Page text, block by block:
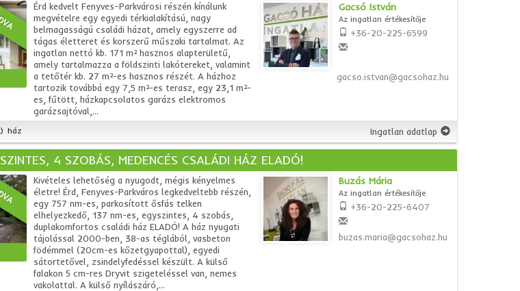
Érd kedvelt Fenyves–Parkvárosi részén kínálunk
megvételre egy egyedi térkialakítású, nagy
belmagasságú családi házat, amely egyszerre ad
tágas életteret és korszerű műszaki tartalmat. Az
ingatlan nettó kb. 171 m² hasznos alapterületű,
amely tartalmazza a földszinti lakótereket, valamint
a tetőtér kb. 27 m²-es hasznos részét. A házhoz
tartozik továbbá egy 7,5 m²-es terasz, egy 23,1 m²-
es, fűtött, házkapcsolatos garázs elektromos
garázsajtóval,...
Gacsó István
Az ingatlan értékesítője
+36-20-225-6599
gacso.istvan@gacsohaz.hu
ház Ingatlan adatlap
4 SZOBÁS, MEDENCÉS CSALÁDI HÁZ ELADÓ!
Kivételes lehetőség a nyugodt, mégis kényelmes
életre! Érd, Fenyves-Parkváros legkedveltebb részén,
egy 757 nm-es, parkosított ősfás telken
elhelyezkedő, 137 nm-es, egyszintes, 4 szobás,
duplakomfortos családi ház ELADÓ! A ház nyugati
tájolással 2000-ben, 38-as téglából, vasbeton
födémmel (20cm-es kőzetgyapottal), egyedi
sátortetővel, zsindelyfedéssel készült. A külső
falakon 5 cm-res Dryvit szigeteléssel van, nemes
vakolattal. A külső nyílászáró,...
Buzás Mária
Az ingatlan értékesítője
+36-20-225-6407
buzas.maria@gacsohaz.hu